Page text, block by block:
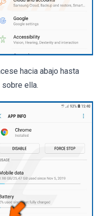
hacia abajo hasta
ella.